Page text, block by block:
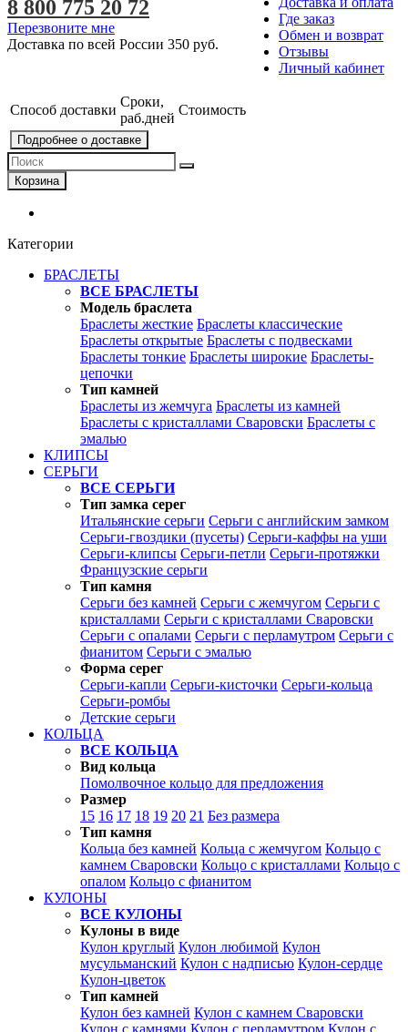
Где заказ
Обмен и возврат
Отзывы
Личный кабинет
8 800 775 20 72
Перезвоните мне
Доставка по всей России 350 руб.
Способ доставки
Сроки,
раб.дней
Стоимость
Подробнее о доставке
Корзина
Категории
БРАСЛЕТЫ
ВСЕ БРАСЛЕТЫ
Модель браслета
Браслеты жесткие Браслеты классические
Браслеты открытые Браслеты с подвесками
Браслеты тонкие Браслеты широкие Браслеты-
цепочки
Тип камней
Браслеты из жемчуга Браслеты из камней
Браслеты с кристаллами Сваровски Браслеты с
эмалью
КЛИПСЫ
СЕРЬГИ
ВСЕ СЕРЬГИ
Тип замка серег
Итальянские серьги Серьги с английским замком
Серьги-гвоздики (пусеты) Серьги-каффы на уши
Серьги-клипсы Серьги-петли Серьги-протяжки
Французские серьги
Тип камня
Серьги без камней Серьги с жемчугом Серьги с
кристаллами Серьги с кристаллами Сваровски
Серьги с опалами Серьги с перламутром Серьги с
фианитом Серьги с эмалью
Форма серег
Серьги-капли Серьги-кисточки Серьги-кольца
Серьги-ромбы
Детские серьги
КОЛЬЦА
ВСЕ КОЛЬЦА
Вид кольца
Помолвочное кольцо для предложения
Размер
15 16 17 18 19 20 21 Без размера
Тип камня
Кольца без камней Кольца с жемчугом Кольцо с
камнем Сваровски Кольцо с кристаллами Кольцо с
опалом Кольцо с фианитом
КУЛОНЫ
ВСЕ КУЛОНЫ
Кулоны в виде
Кулон круглый Кулон любимой Кулон
мусульманский Кулон с надписью Кулон-сердце
Кулон-цветок
Тип камней
Кулон без камней Кулон с камнем Сваровски
Кулон с камнями Кулон с перламутром Кулон с